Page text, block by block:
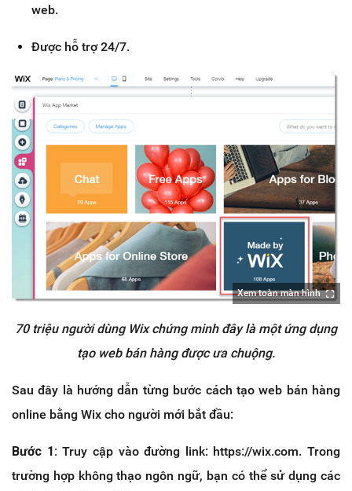
web.
Được hỗ trợ 24/7.
Xem toàn màn hình
70 triệu người dùng Wix chứng minh đây là một ứng dụng
tạo web bán hàng được ưa chuộng.
Sau đây là hướng dẫn từng bước cách tạo web bán hàng
online bằng Wix cho người mới bắt đầu:
Bước 1:Truy cập vào đường link: https://wix.com. Trong
trường hợp không thạo ngôn ngữ, bạn có thể sử dụng các